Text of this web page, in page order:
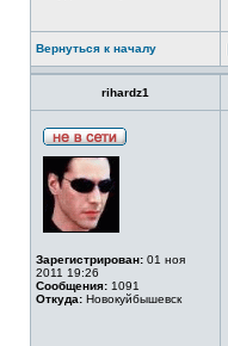
Вернуться к началу
rihardz1
Зарегистрирован: 01 ноя
2011 19:26
Сообщения: 1091
Откуда: Новокуйбышевск